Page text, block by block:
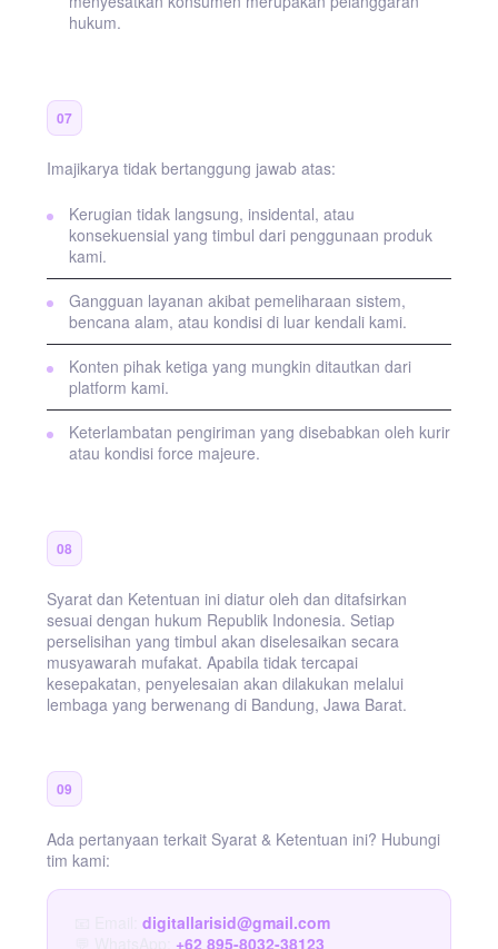
hukum.
07
Imajikarya tidak bertanggung jawab atas:
Kerugian tidak langsung, insidental, atau
konsekuensial yang timbul dari penggunaan produk
kami.
Gangguan layanan akibat pemeliharaan sistem,
bencana alam, atau kondisi di luar kendali kami.
Konten pihak ketiga yang mungkin ditautkan dari
platform kami.
Keterlambatan pengiriman yang disebabkan oleh kurir
atau kondisi force majeure.
08
Syarat dan Ketentuan ini diatur oleh dan ditafsirkan
sesuai dengan hukum Republik Indonesia. Setiap
perselisihan yang timbul akan diselesaikan secara
musyawarah mufakat. Apabila tidak tercapai
kesepakatan, penyelesaian akan dilakukan melalui
lembaga yang berwenang di Bandung, Jawa Barat.
09
Ada pertanyaan terkait Syarat & Ketentuan ini? Hubungi
tim kami:
digitallarisid@gmail.com
+62 895-8032-38123